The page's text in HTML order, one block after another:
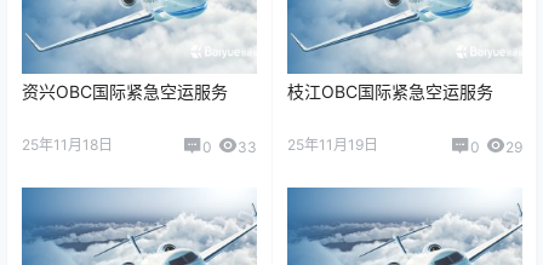
资兴OBC国际紧急空运服务
25年11月18日 0 33
枝江OBC国际紧急空运服务
25年11月19日 0 29